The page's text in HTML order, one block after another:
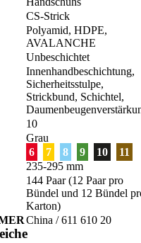
CS-Strick
Polyamid, HDPE,
AVALANCHE
Unbeschichtet
Innenhandbeschichtung,
Sicherheitsstulpe,
Strickbund, Schichtel,
10
Grau
6 7 8 9 10
11
235-295 mm
144 Paar (12 Paar pro
Bündel und 12 Bündel
Karton)
China / 611 610 20